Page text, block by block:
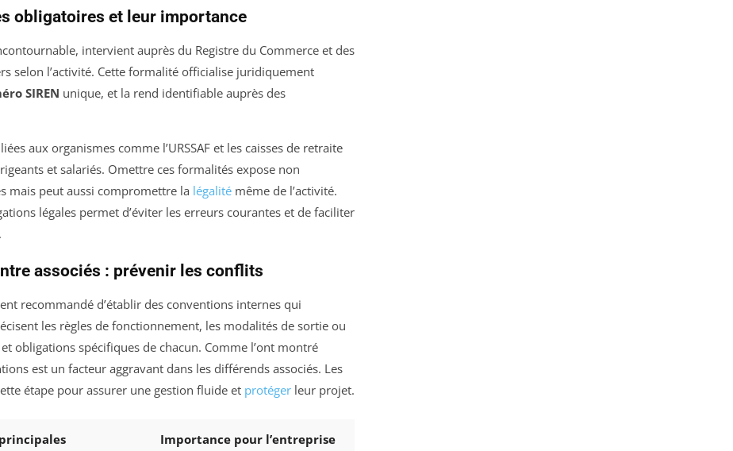
obligatoires et leur importance
intervient auprès du Registre du Commerce et des
selon l’activité. Cette formalité officialise juridiquement
SIREN unique, et la rend identifiable auprès des
aux organismes comme l’URSSAF et les caisses de retraite
et salariés. Omettre ces formalités expose non
mais peut aussi compromettre la légalité même de l’activité.
légales permet d’éviter les erreurs courantes et de faciliter
associés : prévenir les conflits
recommandé d’établir des conventions internes qui
les règles de fonctionnement, les modalités de sortie ou
obligations spécifiques de chacun. Comme l’ont montré
est un facteur aggravant dans les différends associés. Les
étape pour assurer une gestion fluide et protéger leur projet.
Importance pour l’entreprise